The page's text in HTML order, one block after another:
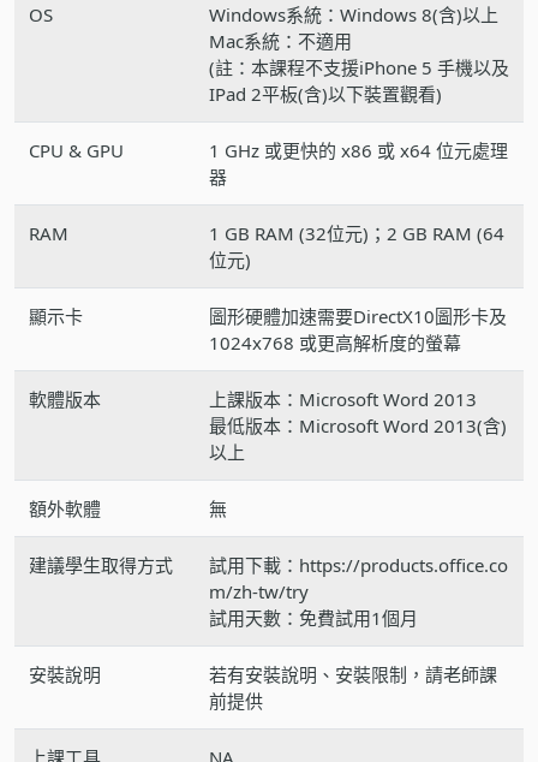
OS
Windows系統：Windows 8(含)以上
Mac系統：不適用
(註：本課程不支援iPhone 5 手機以及
IPad 2平板(含)以下裝置觀看)
CPU & GPU
1 GHz 或更快的 x86 或 x64 位元處理
器
RAM
1 GB RAM (32位元)；2 GB RAM (64
位元)
顯示卡
圖形硬體加速需要DirectX10圖形卡及
1024x768 或更高解析度的螢幕
軟體版本
上課版本：Microsoft Word 2013
最低版本：Microsoft Word 2013(含)
以上
額外軟體 無
建議學生取得方式
試用下載：https://products.office.co
m/zh-tw/try
試用天數：免費試用1個月
安裝說明
若有安裝說明、安裝限制，請老師課
前提供
上課工具 NA